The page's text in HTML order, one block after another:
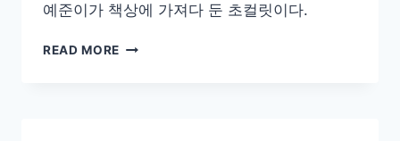
예준이가 책상에 가져다 둔 초컬릿이다.
READ MORE